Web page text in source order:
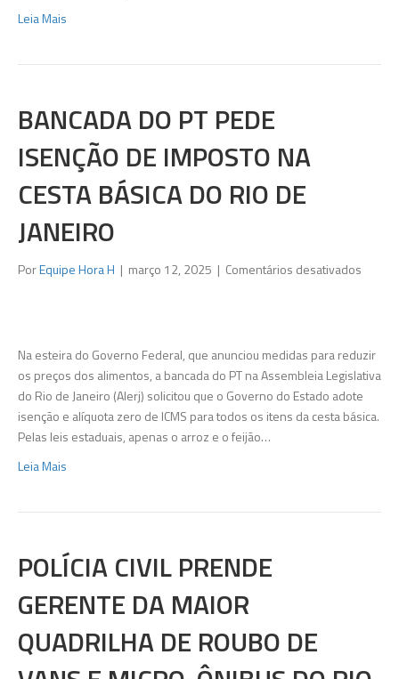
de
Leia Mais
BANCADA DO PT PEDE
ISENÇÃO DE IMPOSTO NA
CESTA BÁSICA DO RIO DE
JANEIRO
PorEquipe Hora H | março 12, 2025 | Comentários desativados
pede
de
Rio
Na esteira do Governo Federal, que anunciou medidas para reduzir
os preços dos alimentos, a bancada do PT na Assembleia Legislativa
do Rio de Janeiro (Alerj) solicitou que o Governo do Estado adote
isenção e alíquota zero de ICMS para todos os itens da cesta básica.
Pelas leis estaduais, apenas o arroz e o feijão…
Leia Mais
POLÍCIA CIVIL PRENDE
GERENTE DA MAIOR
QUADRILHA DE ROUBO DE